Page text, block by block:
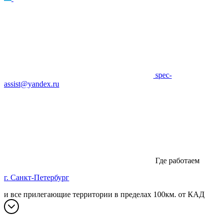
spec-
assist@yandex.ru
Где работаем
г. Санкт-Петербург
и все прилегающие территории в пределах 100км. от КАД